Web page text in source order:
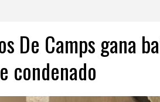
De Camps gana
condenado